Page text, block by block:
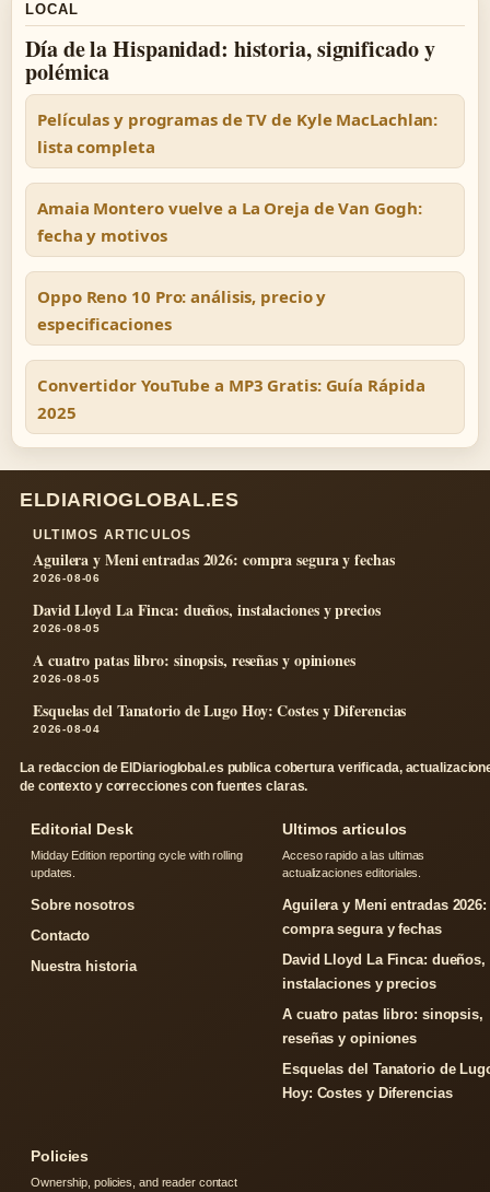
LOCAL
Día de la Hispanidad: historia, significado y
polémica
Películas y programas de TV de Kyle MacLachlan:
lista completa
Amaia Montero vuelve a La Oreja de Van Gogh:
fecha y motivos
Oppo Reno 10 Pro: análisis, precio y
especificaciones
Convertidor YouTube a MP3 Gratis: Guía Rápida
2025
ELDIARIOGLOBAL.ES
ULTIMOS ARTICULOS
Aguilera y Meni entradas 2026: compra segura y fechas
2026-08-06
David Lloyd La Finca: dueños, instalaciones y precios
2026-08-05
A cuatro patas libro: sinopsis, reseñas y opiniones
2026-08-05
Esquelas del Tanatorio de Lugo Hoy: Costes y Diferencias
2026-08-04
La redaccion de ElDiarioglobal.es publica cobertura verificada,
de contexto y correcciones con fuentes claras.
Editorial Desk
Midday Edition reporting cycle with rolling
updates.
Sobre nosotros
Contacto
Nuestra historia
Ultimos articulos
Acceso rapido a las ultimas
actualizaciones editoriales.
Aguilera y Meni entradas 2026:
compra segura y fechas
David Lloyd La Finca: dueños,
instalaciones y precios
A cuatro patas libro: sinopsis,
reseñas y opiniones
Esquelas del Tanatorio de
Hoy: Costes y Diferencias
Policies
Ownership, policies, and reader contact